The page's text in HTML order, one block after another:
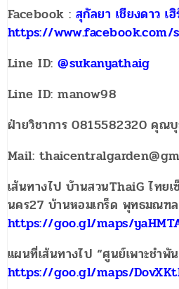
Facebook : สุกัลยา เชียงดาว เ
https://www.facebook.com/
Line ID:@sukanyathaig
Line ID: manow98
ฝ่ายวิชาการ 0815582320 คุณ
Mail:
เส้นทางไป บ้านสวนThaiG ไทย
นคร27 บ้านหอมเกร็ด พุทธมณฑ
https://goo.gl/maps/
แผนที่เส้นทางไป “ศูนย์เพาะชำ
https://goo.gl/maps/